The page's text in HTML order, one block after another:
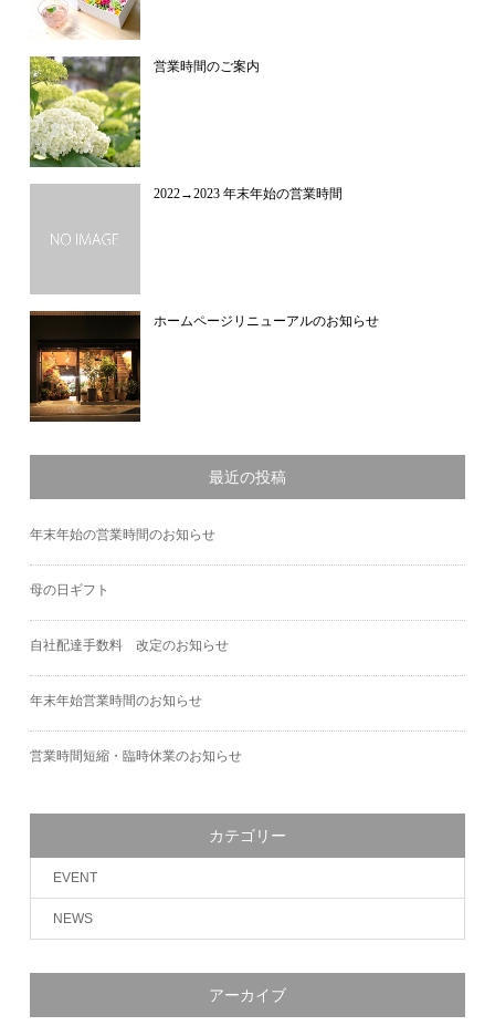
営業時間のご案内
2022→2023 年末年始の営業時間
ホームページリニューアルのお知らせ
最近の投稿
年末年始の営業時間のお知らせ
母の日ギフト
自社配達手数料 改定のお知らせ
年末年始営業時間のお知らせ
営業時間短縮・臨時休業のお知らせ
カテゴリー
EVENT
NEWS
アーカイブ